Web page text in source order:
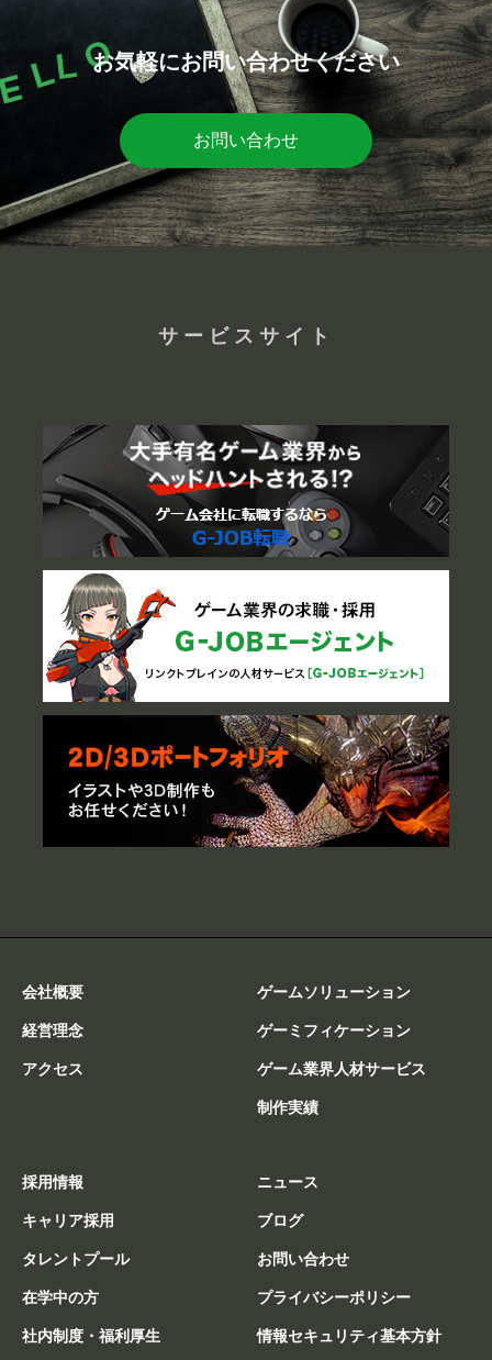
お気軽にお問い合わせください
お問い合わせ
サービスサイト
会社概要
経営理念
アクセス
ゲームソリューション
ゲーミフィケーション
ゲーム業界人材サービス
制作実績
採用情報
キャリア採用
タレントプール
在学中の方
社内制度・福利厚生
ニュース
ブログ
お問い合わせ
プライバシーポリシー
情報セキュリティ基本方針